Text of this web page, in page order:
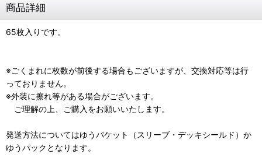
商品詳細
65枚入りです。
※ごくまれに枚数が前後する場合もございますが、交換対応等は行
っておりません。
※外装に擦れ等がある場合がございます。
ご理解の上、ご購入をお願いいたします。
発送方法についてはゆうパケット（スリーブ・デッキシールド）か
ゆうパックとなります。